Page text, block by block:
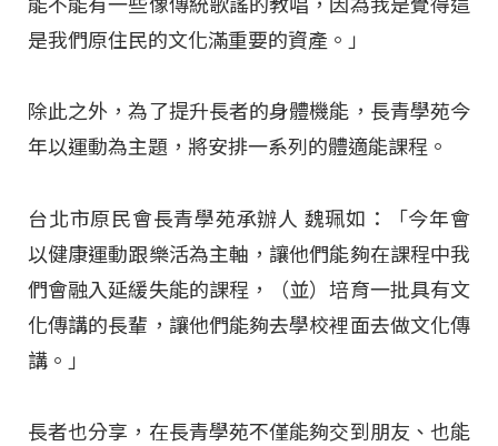
能不能有一些像傳統歌謠的教唱，因為我是覺得這
是我們原住民的文化滿重要的資產。」
除此之外，為了提升長者的身體機能，長青學苑今
年以運動為主題，將安排一系列的體適能課程。
台北市原民會長青學苑承辦人 魏珮如：「今年會
以健康運動跟樂活為主軸，讓他們能夠在課程中我
們會融入延緩失能的課程，（並）培育一批具有文
化傳講的長輩，讓他們能夠去學校裡面去做文化傳
講。」
長者也分享，在長青學苑不僅能夠交到朋友、也能